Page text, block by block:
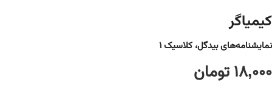
کیمیاگر
نمایشنامه‌های بیدگل، کلاسیک ۱
18,000تومان